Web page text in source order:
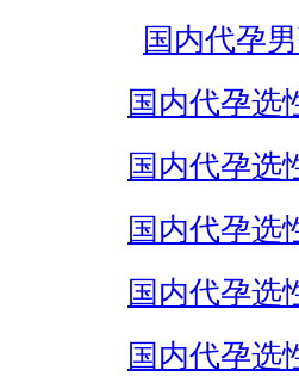
国内代孕
国内代孕选
国内代孕选
国内代孕选
国内代孕选
国内代孕选